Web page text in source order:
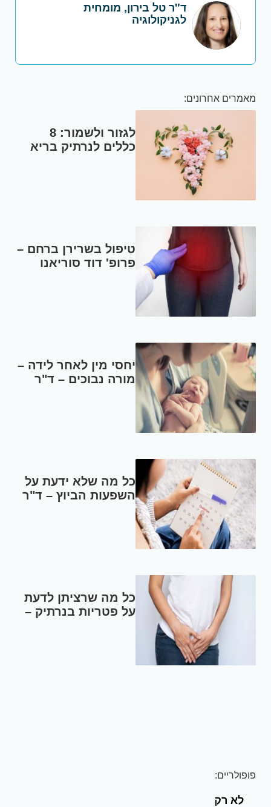
ד"ר טל בירון, מומחית
לגניקולוגיה
מאמרים אחרונים:
לגזור ולשמור: 8
כללים לנרתיק בריא
טיפול בשרירן ברחם –
פרופ' דוד סוריאנו
יחסי מין לאחר לידה –
מורה נבוכים – ד"ר
כל מה שלא ידעת על
השפעות הביוץ – ד"ר
כל מה שרציתן לדעת
על פטריות בנרתיק –
פופולריים:
לא רק